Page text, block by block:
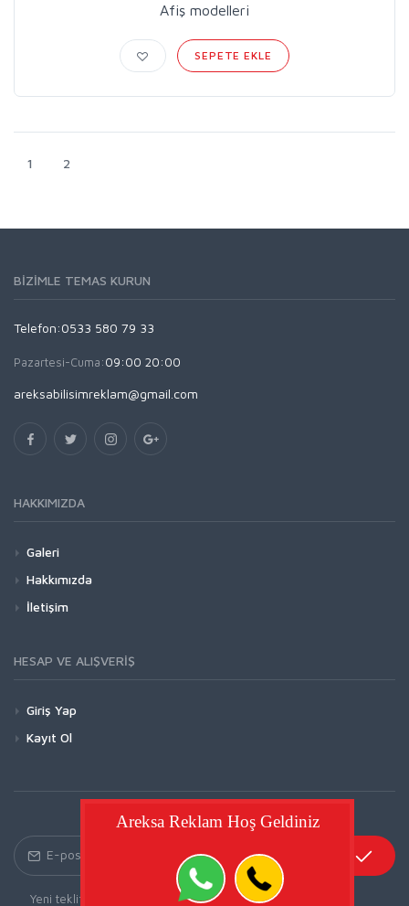
Afiş modelleri
SEPETE EKLE
1 2
BIZIMLE TEMAS KURUN
Telefon:0533 580 79 33
Pazartesi-Cuma:09:00 20:00
areksabilisimreklam@gmail.com
HAKKIMIZDA
Galeri
Hakkımızda
İletişim
HESAP VE ALIŞVERIŞ
Giriş Yap
Kayıt Ol
Yeni tekliflerden haberdar olmak için bültenimize kayıt olun
Areksa Reklam Hoş Geldiniz